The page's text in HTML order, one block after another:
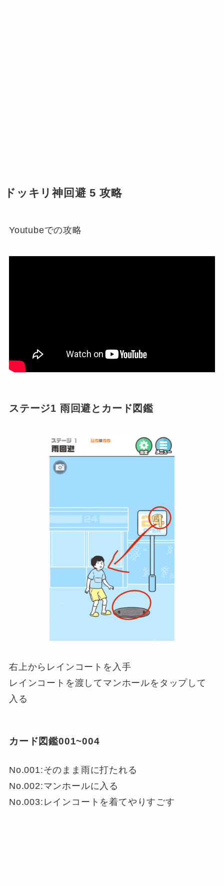
ドッキリ神回避 5 攻略
Youtubeでの攻略
ステージ1 雨回避とカード図鑑
右上からレインコートを入手
レインコートを渡してマンホールをタップして
入る
カード図鑑001~004
No.001:そのまま雨に打たれる
No.002:マンホールに入る
No.003:レインコートを着てやりすごす